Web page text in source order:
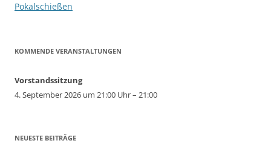
Pokalschießen
KOMMENDE VERANSTALTUNGEN
Vorstandssitzung
4. September 2026 um 21:00 Uhr – 21:00
NEUESTE BEITRÄGE